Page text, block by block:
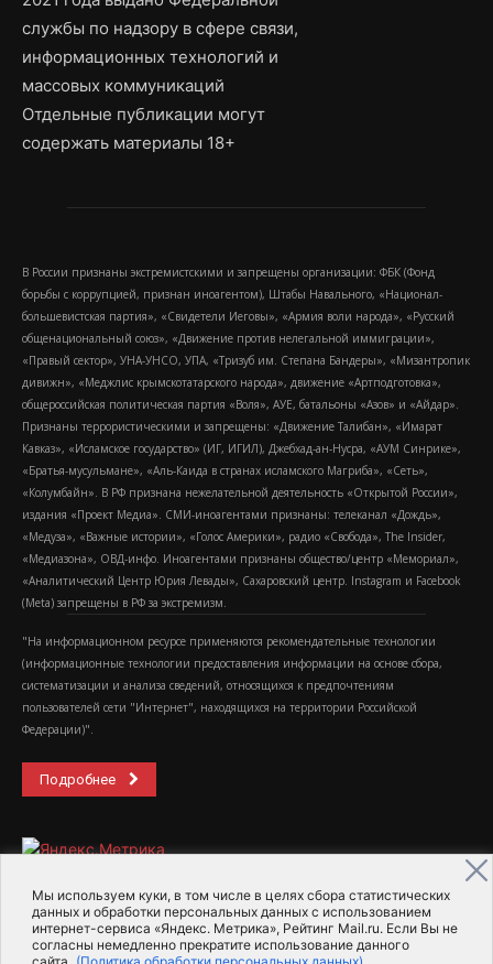
Мы используем куки, в том числе в целях сбора статистических
данных и обработки персональных данных с использованием
интернет-сервиса «Яндекс. Метрика», Рейтинг Mail.ru. Если Вы не
согласны немедленно прекратите использование данного
сайта. (Политика обработки персональных данных)
службы по надзору в сфере связи,
информационных технологий и
массовых коммуникаций
Отдельные публикации могут
содержать материалы 18+
В России признаны экстремистскими и запрещены организации: ФБК (Фонд
борьбы с коррупцией, признан иноагентом), Штабы Навального, «Национал-
большевистская партия», «Свидетели Иеговы», «Армия воли народа», «Русский
общенациональный союз», «Движение против нелегальной иммиграции»,
«Правый сектор», УНА-УНСО, УПА, «Тризуб им. Степана Бандеры», «Мизантропик
дивижн», «Меджлис крымскотатарского народа», движение «Артподготовка»,
общероссийская политическая партия «Воля», АУЕ, батальоны «Азов» и «Айдар».
Признаны террористическими и запрещены: «Движение Талибан», «Имарат
Кавказ», «Исламское государство» (ИГ, ИГИЛ), Джебхад-ан-Нусра, «АУМ Синрике»,
«Братья-мусульмане», «Аль-Каида в странах исламского Магриба», «Сеть»,
«Колумбайн». В РФ признана нежелательной деятельность «Открытой России»,
издания «Проект Медиа». СМИ-иноагентами признаны: телеканал «Дождь»,
«Медуза», «Важные истории», «Голос Америки», радио «Свобода», The Insider,
«Медиазона», ОВД-инфо. Иноагентами признаны общество/центр «Мемориал»,
«Аналитический Центр Юрия Левады», Сахаровский центр. Instagram и Facebook
(Metа) запрещены в РФ за экстремизм.
"На информационном ресурсе применяются рекомендательные технологии
(информационные технологии предоставления информации на основе сбора,
систематизации и анализа сведений, относящихся к предпочтениям
пользователей сети "Интернет", находящихся на территории Российской
Федерации)".
Подробнее
2015-2026- Информационное агентство МедиаПоток